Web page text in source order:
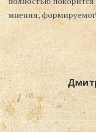
мнения,